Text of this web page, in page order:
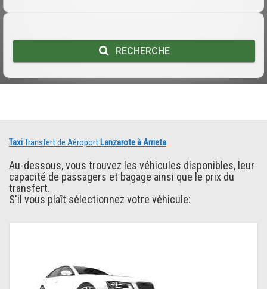
RECHERCHE
TaxiTransfert de Aéroport Lanzarote à Arrieta
Au-dessous, vous trouvez les véhicules disponibles, leur
capacité de passagers et bagage ainsi que le prix du
transfert.
S'il vous plaît sélectionnez votre véhicule: